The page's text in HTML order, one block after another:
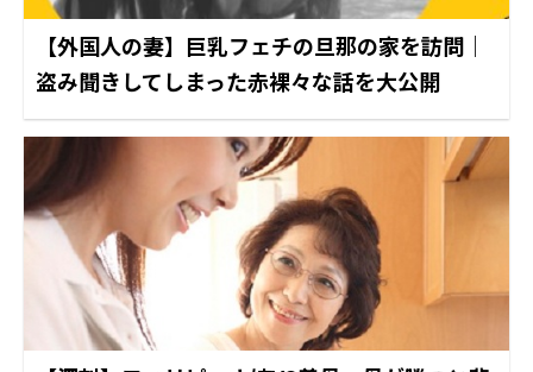
【外国人の妻】巨乳フェチの旦那の家を訪問｜
盗み聞きしてしまった赤裸々な話を大公開